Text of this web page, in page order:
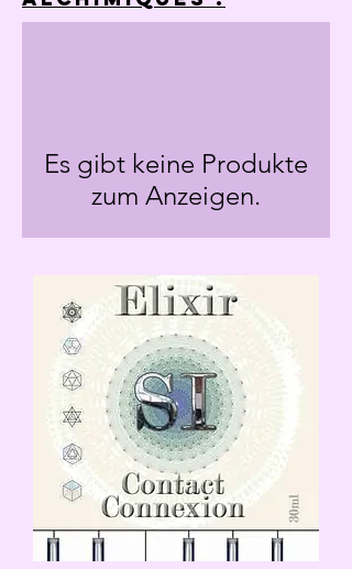
Es gibt keine Produkte
zum Anzeigen.